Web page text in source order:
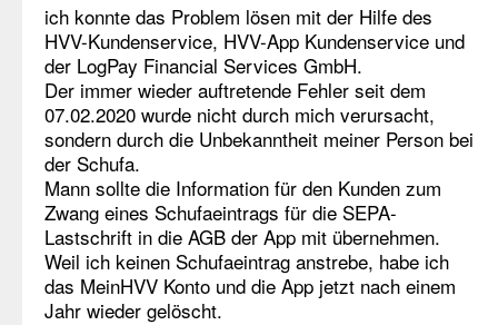
ich konnte das Problem lösen mit der Hilfe des
HVV-Kundenservice, HVV-App Kundenservice und
der LogPay Financial Services GmbH.
Der immer wieder auftretende Fehler seit dem
07.02.2020 wurde nicht durch mich verursacht,
sondern durch die Unbekanntheit meiner Person bei
der Schufa.
Mann sollte die Information für den Kunden zum
Zwang eines Schufaeintrags für die SEPA-
Lastschrift in die AGB der App mit übernehmen.
Weil ich keinen Schufaeintrag anstrebe, habe ich
das MeinHVV Konto und die App jetzt nach einem
Jahr wieder gelöscht.